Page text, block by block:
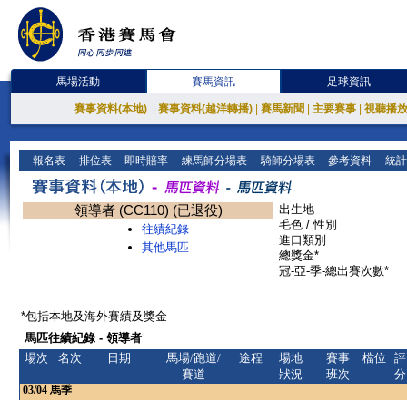
馬場活動 賽馬資訊 足球資訊
賽事資料(本地) 賽事資料(越洋轉播) 賽馬新聞 主要賽事 視聽播
報名表 排位表 即時賠率 練馬師分場表 騎師分場表 參考資料 統
領導者 (CC110) (已退役)
往績紀錄
其他馬匹
出生地
毛色 / 性別
進口類別
總獎金*
冠-亞-季-總出賽次數*
*包括本地及海外賽績及獎金
馬匹往績紀錄 - 領導者
場次
名次 日期
馬場/跑道/
賽道
途程
場地
狀況
賽事
班次
檔位
評
分
03/04 馬季